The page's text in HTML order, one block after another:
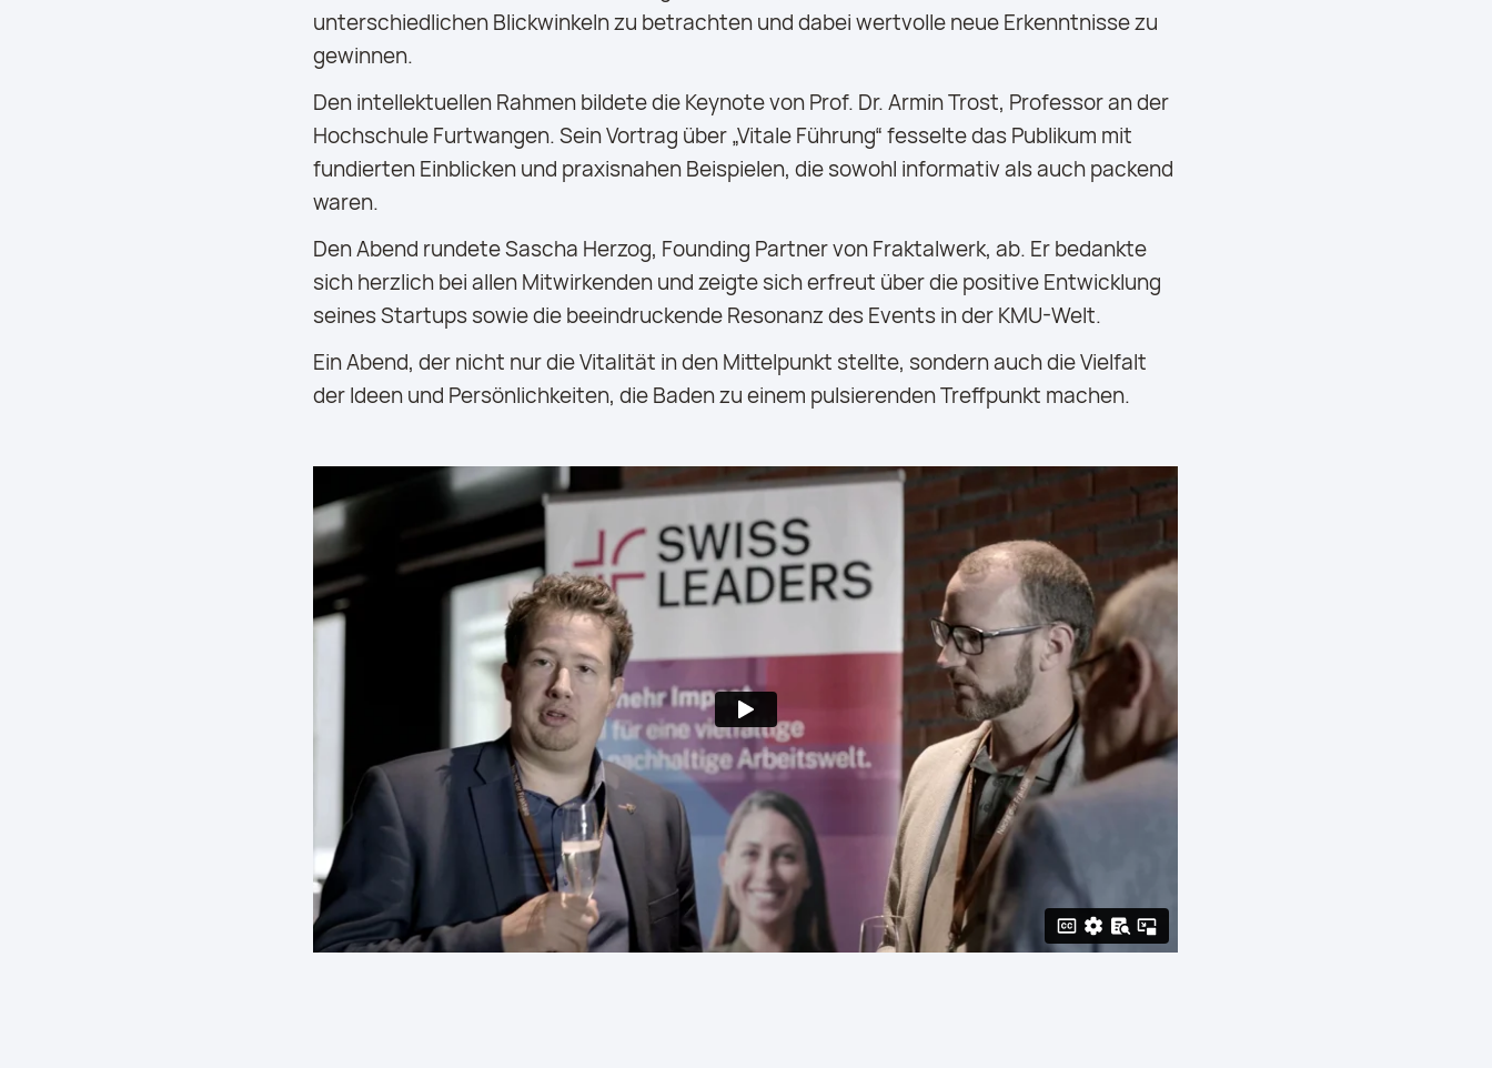
unterschiedlichen Blickwinkeln zu betrachten und dabei wertvolle neue Erkenntnisse zu
gewinnen.
Den intellektuellen Rahmen bildete die Keynote von Prof. Dr. Armin Trost, Professor an der
Hochschule Furtwangen. Sein Vortrag über „Vitale Führung“ fesselte das Publikum mit
fundierten Einblicken und praxisnahen Beispielen, die sowohl informativ als auch packend
waren.
Den Abend rundete Sascha Herzog, Founding Partner von Fraktalwerk, ab. Er bedankte
sich herzlich bei allen Mitwirkenden und zeigte sich erfreut über die positive Entwicklung
seines Startups sowie die beeindruckende Resonanz des Events in der KMU-Welt.
Ein Abend, der nicht nur die Vitalität in den Mittelpunkt stellte, sondern auch die Vielfalt
der Ideen und Persönlichkeiten, die Baden zu einem pulsierenden Treffpunkt machen.